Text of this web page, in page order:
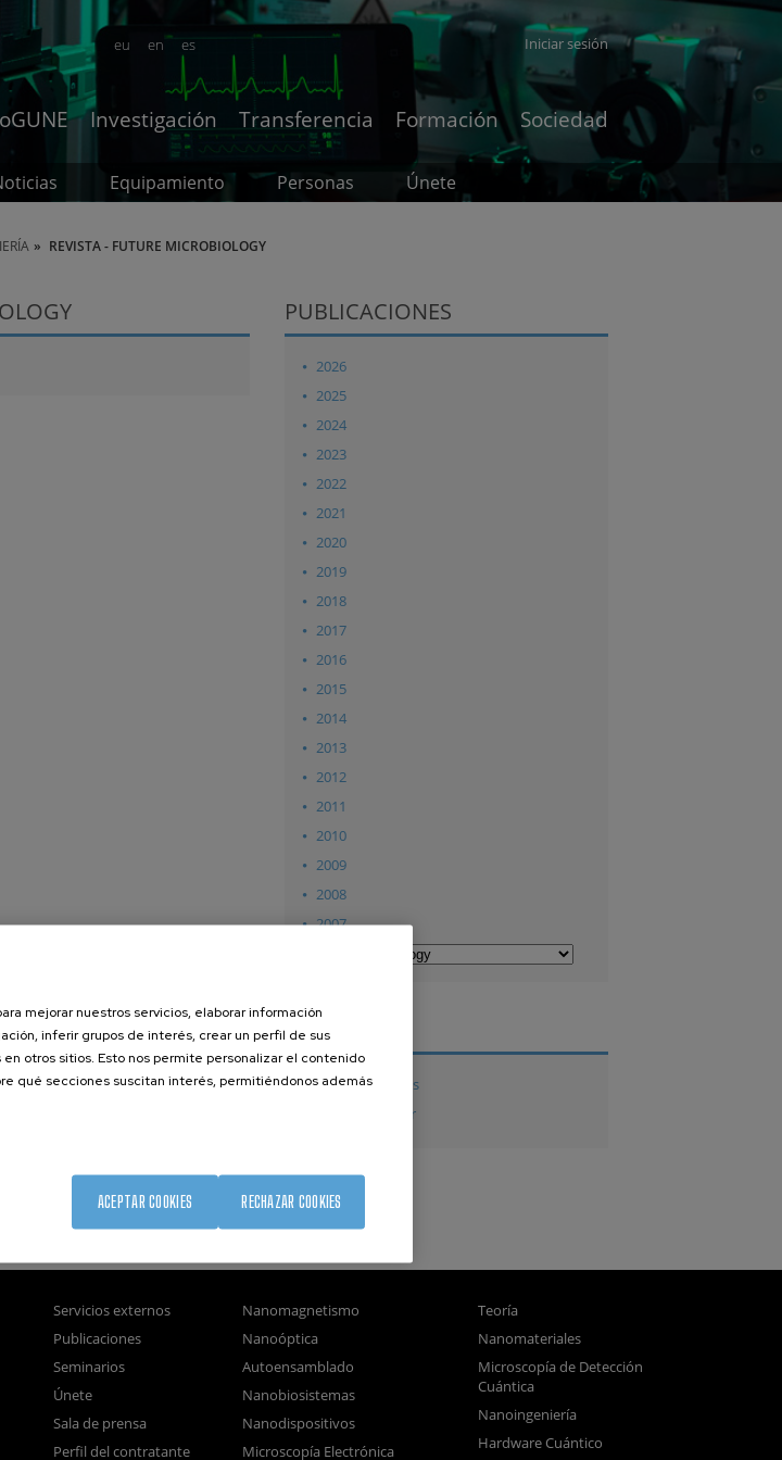
en es
eu Iniciar sesión
Investigación Transferencia Formación Sociedad
Equipamiento Personas Únete
REVISTA - FUTURE MICROBIOLOGY
PUBLICACIONES
2026
2025
2024
2023
2022
2021
2020
2019
2018
2017
2016
2015
2014
2013
2012
2011
2010
2009
2008
2007
TESIS
Tesis doctorales
Tesis de Máster
Servicios externos
Publicaciones
Seminarios
Únete
Sala de prensa
Perfil del contratante
Nanomagnetismo
Nanoóptica
Autoensamblado
Nanobiosistemas
Nanodispositivos
Microscopía Electrónica
Teoría
Nanomateriales
Microscopía de Detección
Cuántica
Nanoingeniería
Hardware Cuántico
mejorar nuestros servicios, elaborar información
inferir grupos de interés, crear un perfil de sus
otros sitios. Esto nos permite personalizar el contenido
qué secciones suscitan interés, permitiéndonos además
RECHAZAR COOKIES
ACEPTAR COOKIES